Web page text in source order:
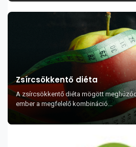
Zsírcsökkentő diéta
A zsírcsökkentő diéta mögött
ember a megfelelő kombináció...